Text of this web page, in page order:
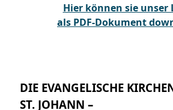
Hier können sie unser
als PDF-Dokument
DIE EVANGELISCHE
ST. JOHANN –